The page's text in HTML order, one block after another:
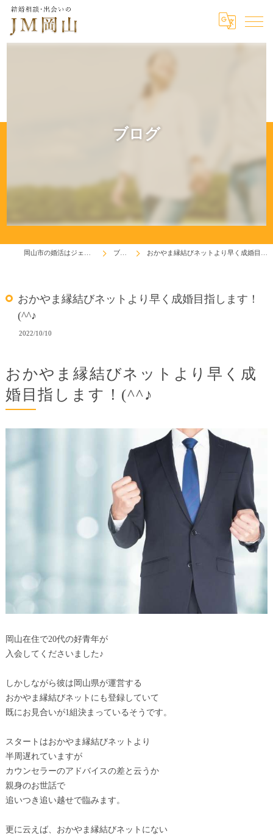
ブログ
ブログ おかやま縁結びネットより早く成婚目指します！(^^♪
おかやま縁結びネットより早く成婚目指します！
(^^♪
2022/10/10
おかやま縁結びネットより早く成
婚目指します！(^^♪
岡山在住で20代の好青年が
入会してくださいました♪
しかしながら彼は岡山県が運営する
おかやま縁結びネットにも登録していて
既にお見合いが1組決まっているそうです。
スタートはおかやま縁結びネットより
半周遅れていますが
カウンセラーのアドバイスの差と云うか
親身のお世話で
追いつき追い越せで臨みます。
更に云えば、おかやま縁結びネットにない